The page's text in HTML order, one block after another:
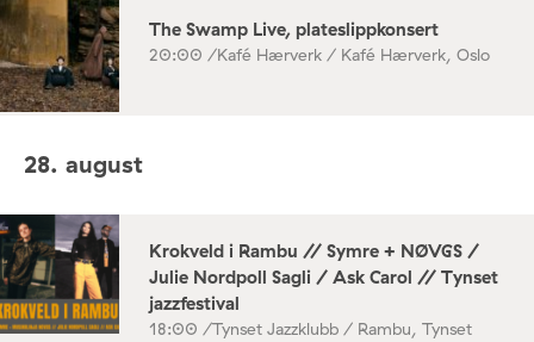
The Swamp Live, plateslippkonsert
20:00 /Kafé Hærverk / Kafé Hærverk, Oslo
28. august
Krokveld i Rambu // Symre + NØVGS /
Julie Nordpoll Sagli / Ask Carol // Tynset
jazzfestival
18:00 /Tynset Jazzklubb / Rambu, Tynset